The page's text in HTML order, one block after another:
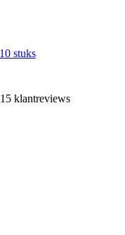
stuks
klantreviews